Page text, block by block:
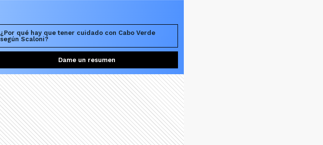
¿Por qué hay que tener cuidado con Cabo Verde
según Scaloni?
Dame un resumen